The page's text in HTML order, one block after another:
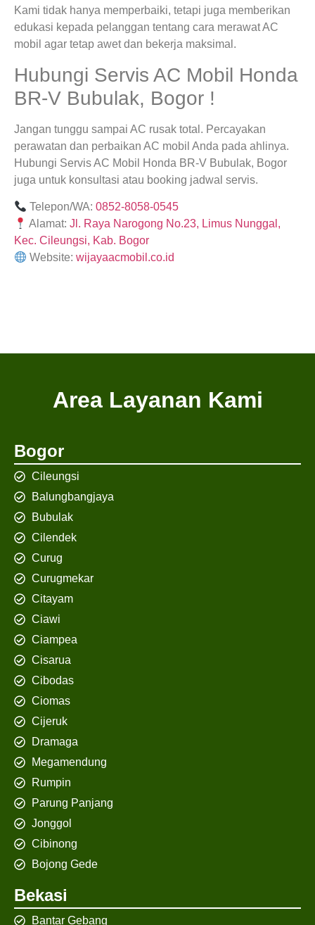
Kami tidak hanya memperbaiki, tetapi juga memberikan
edukasi kepada pelanggan tentang cara merawat AC
mobil agar tetap awet dan bekerja maksimal.
Hubungi Servis AC Mobil Honda
BR-V Bubulak, Bogor !
Jangan tunggu sampai AC rusak total. Percayakan
perawatan dan perbaikan AC mobil Anda pada ahlinya.
Hubungi Servis AC Mobil Honda BR-V Bubulak, Bogor
juga untuk konsultasi atau booking jadwal servis.
Telepon/WA:0852-8058-0545
Alamat:Jl. Raya Narogong No.23, Limus Nunggal,
Kec. Cileungsi, Kab. Bogor
Website:wijayaacmobil.co.id
Area Layanan Kami
Bogor
Cileungsi
Balungbangjaya
Bubulak
Cilendek
Curug
Curugmekar
Citayam
Ciawi
Ciampea
Cisarua
Cibodas
Ciomas
Cijeruk
Dramaga
Megamendung
Rumpin
Parung Panjang
Jonggol
Cibinong
Bojong Gede
Bekasi
Bantar Gebang